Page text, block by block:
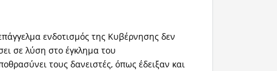
επάγγελμα ενδοτισμός της Κυβέρνησης δεν
σε λύση στο έγκλημα του
τους δανειστές, όπως έδειξαν και